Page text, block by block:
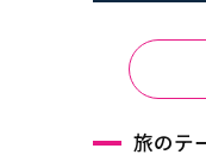
旅のテ